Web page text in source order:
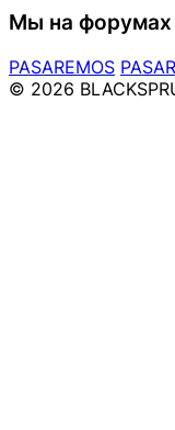
Мы на форумах
PASAREMOS
© 2026